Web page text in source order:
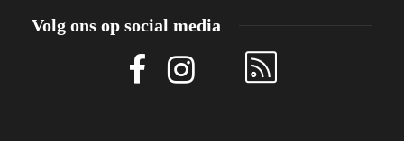
Volg ons op social media